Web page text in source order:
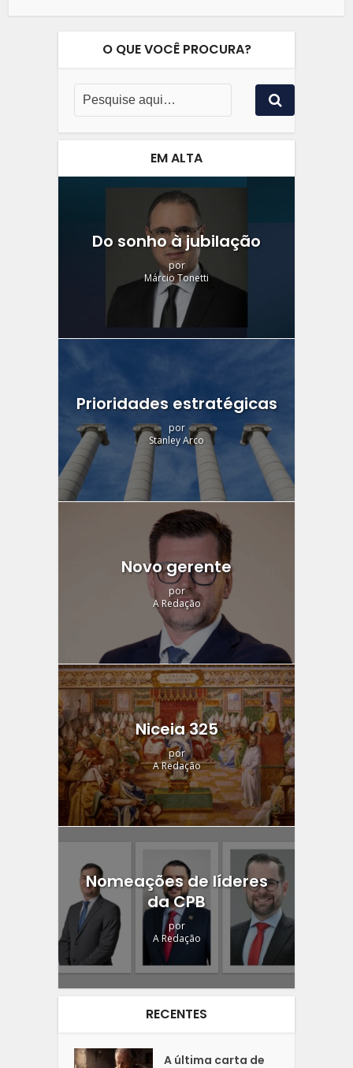
O QUE VOCÊ PROCURA?
EM ALTA
Do sonho à jubilação
por
Márcio Tonetti
Prioridades estratégicas
por
Stanley Arco
Novo gerente
por
A Redação
Niceia 325
por
A Redação
Nomeações de líderes
da CPB
por
A Redação
RECENTES
A última carta de